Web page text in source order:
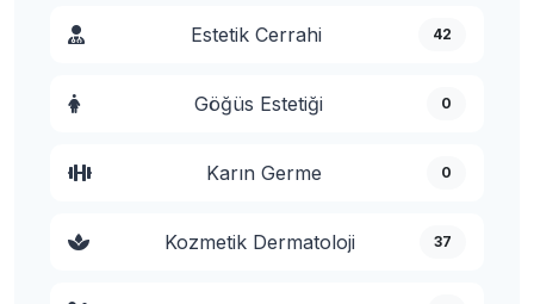
Estetik Cerrahi 42
Göğüs Estetiği 0
Karın Germe 0
Kozmetik Dermatoloji 37